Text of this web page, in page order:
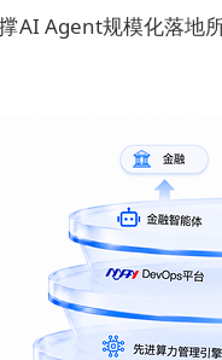
AI Agent规模化落地